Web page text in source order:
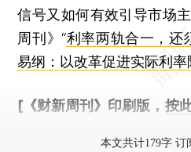
信号又如何有效引导市场
周刊》“利率两轨合一，还
易纲：以改革促进实际利率
[《财新周刊》印刷版， 按
本文共计179字 订